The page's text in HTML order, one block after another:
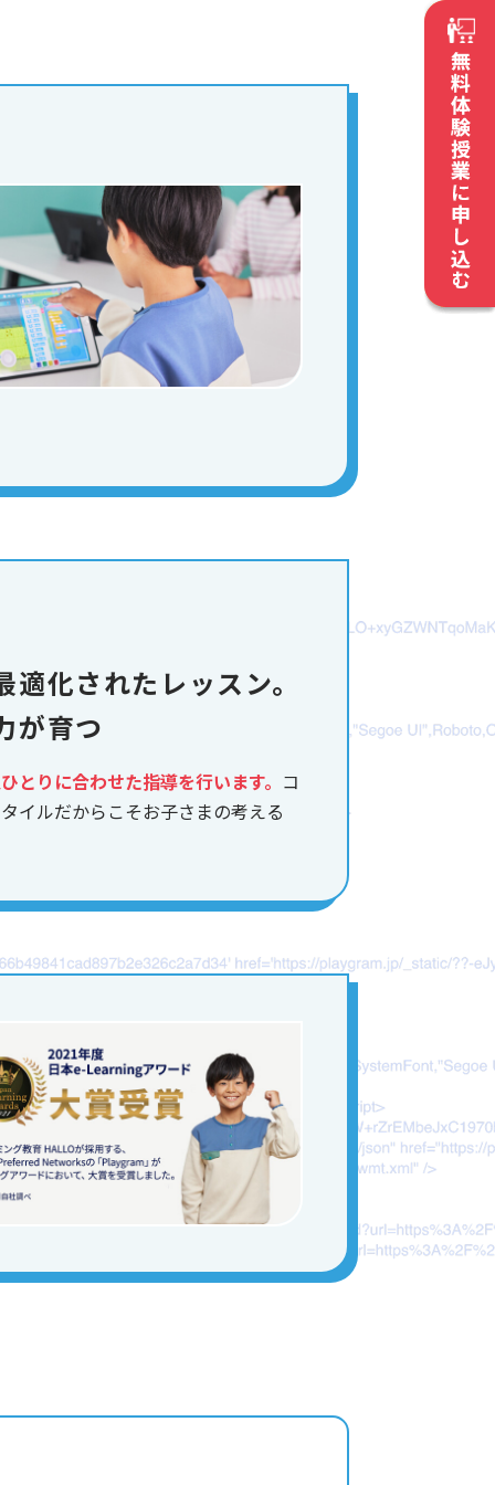
化されたレッスン。
が育つ
とりに合わせた指導を行います。 コ
イルだからこそお子さまの考える